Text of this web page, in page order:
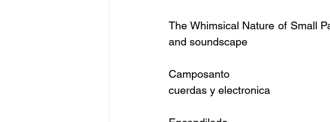
The Whimsical Nature of Small
and soundscape
Camposanto
cuerdas y electronica